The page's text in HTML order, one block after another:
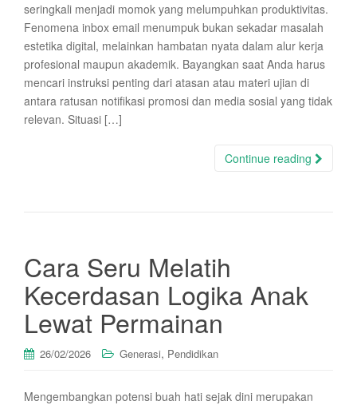
seringkali menjadi momok yang melumpuhkan produktivitas.
Fenomena inbox email menumpuk bukan sekadar masalah
estetika digital, melainkan hambatan nyata dalam alur kerja
profesional maupun akademik. Bayangkan saat Anda harus
mencari instruksi penting dari atasan atau materi ujian di
antara ratusan notifikasi promosi dan media sosial yang tidak
relevan. Situasi […]
Continue reading
Cara Seru Melatih
Kecerdasan Logika Anak
Lewat Permainan
26/02/2026 Generasi, Pendidikan
Mengembangkan potensi buah hati sejak dini merupakan